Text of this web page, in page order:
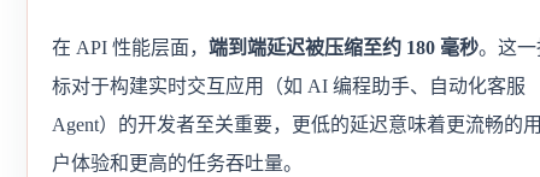
在 API 性能层面， 端到端延迟被压缩至约 180 毫秒。这一
标对于构建实时交互应用（如 AI 编程助手、自动化客服
Agent）的开发者至关重要，更低的延迟意味着更流畅的
户体验和更高的任务吞吐量。